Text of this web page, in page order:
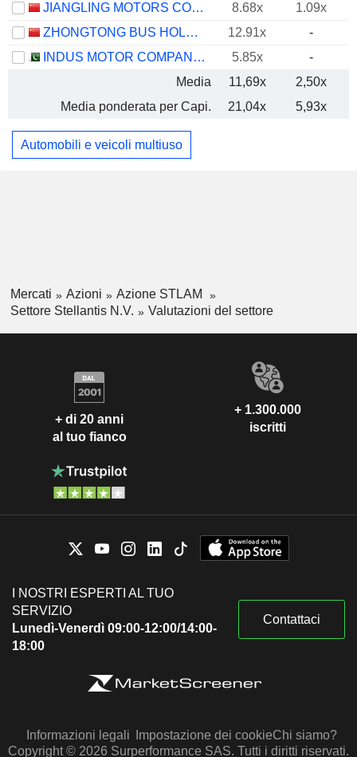
JIANGLING MOTORS CORPORATION, LTD.
8.68x
1.09x
ZHONGTONG BUS HOLDING CO.,LTD
12.91x
-
INDUS MOTOR COMPANY LIMITED
5.85x
-
Media
11,69x
2,50x
Media ponderata per Capi.
21,04x 5,93x
Automobili e veicoli multiuso
Mercati Azioni
Azione STLAM
Settore Stellantis N.V.
Valutazioni del settore
+ di 20 anni
al tuo fianco
+ 1.300.000
iscritti
I NOSTRI ESPERTI AL TUO
SERVIZIO
Lunedì-Venerdì 09:00-12:00/14:00-
18:00
Contattaci
Informazioni legali Impostazione dei cookieChi siamo?
Copyright © 2026 Surperformance SAS. Tutti i diritti riservati.